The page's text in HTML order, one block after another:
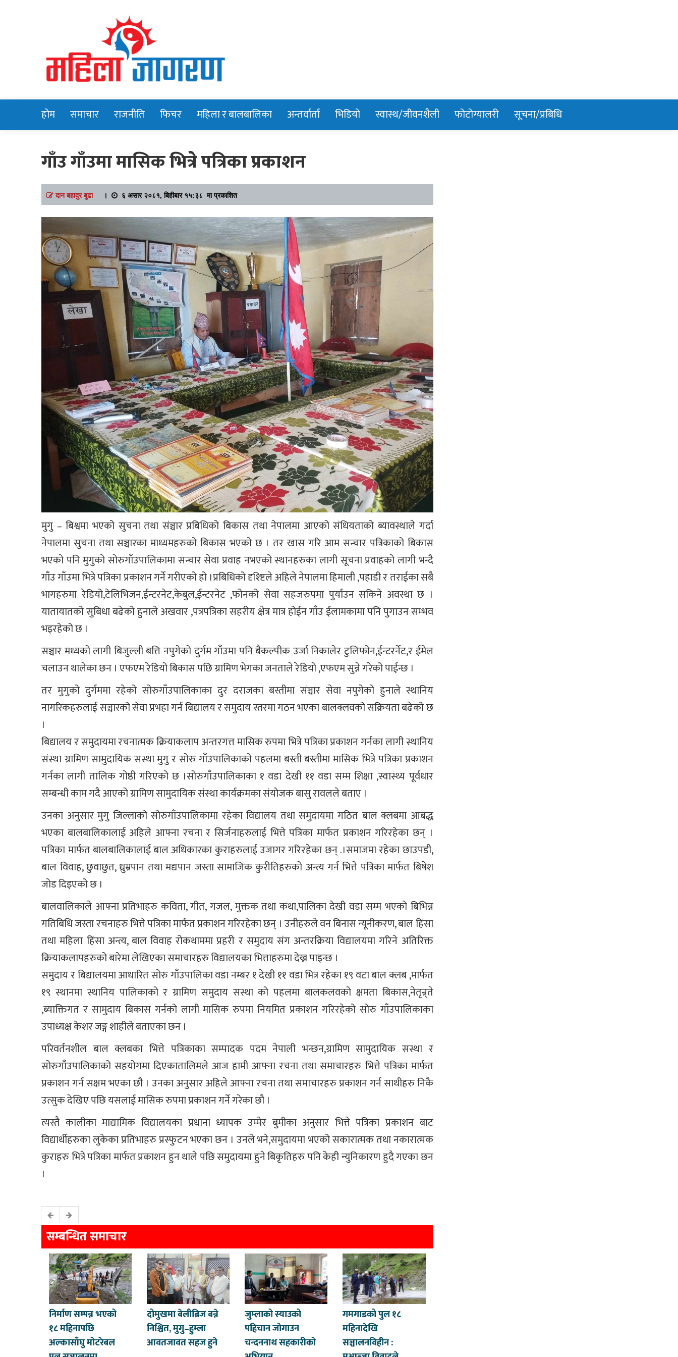
Mahilajagaran
होम समाचार राजनीति फिचर महिला र बालबालिका अन्तर्वार्ता भिडियो स्वास्थ/जीवनशैली फोटोग्यालरी सूचना/प्रबिधि
गाँउ गाँउमा मासिक भित्रे पत्रिका प्रकाशन
दान बहादुर बुढा। ६ असार २०८१, बिहीबार १५:३८ मा प्रकाशित
मुगु – बिश्वमा भएको सुचना तथा संञ्चार प्रबिधिको बिकास तथा नेपालमा आएको संधियताको ब्यावस्थाले गर्दा
नेपालमा सुचना तथा सञ्चारका माध्यमहरुको बिकास भएको छ । तर खास गरि आम सन्चार पत्रिकाको बिकास
भएको पनि मुगुको सोरुगाँउपालिकामा सन्चार सेवा प्रवाह नभएको स्थानहरुका लागी सूचना प्रवाहको लागी भन्दै
गाँउ गाँउमा भित्रे पत्रिका प्रकाशन गर्ने गरीएको हो ।प्रबिधिको दृश्ष्टिले अहिले नेपालमा हिमाली ,पहाडी र तराईका सबै
भागहरुमा रेडियो,टेलिभिजन,ईन्टरनेट,केबुल,ईन्टरनेट ,फोनको सेवा सहजरुपमा पुर्याउन सकिने अवस्था छ ।
यातायातको सुबिधा बढेको हुनाले अखवार ,पत्रपत्रिका सहरीय क्षेत्र मात्र होईन गाँउ ईलामकामा पनि पुगाउन सम्भव
भइरहेको छ ।
सञ्चार मध्यको लागी बिजुल्ली बत्ति नपुगेको दुर्गम गाँउमा पनि बैकल्पीक उर्जा निकालेर टुलिफोन,ईन्टरर्नेट,र ईमेल
चलाउन थालेका छन । एफएम रेडियो बिकास पछि ग्रामिण भेगका जनताले रेडियो ,एफएम सुन्ने गरेको पाईन्छ ।
तर मुगुको दुर्गममा रहेको सोरुगाँउपालिकाका दुर दराजका बस्तीमा संञ्चार सेवा नपुगेको हुनाले स्थानिय
नागरिकहरुलाई सञ्चारको सेवा प्रभहा गर्न बिद्यालय र समुदाय स्तरमा गठन भएका बालक्लवको सक्रियता बढेको छ
।
बिद्यालय र समुदायमा रचनात्मक क्रियाकलाप अन्तरगत्त मासिक रुपमा भित्रे पत्रिका प्रकाशन गर्नका लागी स्थानिय
संस्था ग्रामिण सामुदायिक सस्था मुगु र सोरु गाँउपालिकाको पहलमा बस्ती बस्तीमा मासिक भित्रे पत्रिका प्रकाशन
गर्नका लागी तालिक गोष्ठी गरिएको छ ।सोरुगाँउपालिकाका १ वडा देखी ११ वडा सम्म शिक्षा ,स्वास्थ्य पूर्वधार
सम्बन्धी काम गदै आएको ग्रामिण सामुदायिक संस्था कार्यक्रमका संयोजक बासु रावलले बताए ।
उनका अनुसार मुगु जिल्लाको सोरुगाँउपालिकामा रहेका विद्यालय तथा समुदायमा गठित बाल क्लबमा आबद्ध
भएका बालबालिकालाई अहिले आफ्ना रचना र सिर्जनाहरुलाई भित्ते पत्रिका मार्फत प्रकाशन गरिरहेका छन् ।
पत्रिका मार्फत बालबालिकालाई बाल अधिकारका कुराहरुलाई उजागर गरिरहेका छन् .।समाजमा रहेका छाउपडी,
बाल विवाह, छुवाछुत, ध्रुम्रपान तथा मद्यपान जस्ता सामाजिक कुरीतिहरुको अन्त्य गर्न भित्ते पत्रिका मार्फत बिषेश
जोड दिइएको छ ।
बालवालिकाले आफ्ना प्रतिभाहरु कविता, गीत, गजल, मुक्तक तथा कथा,पालिका देखी वडा सम्म भएको बिभिन्न
गतिबिधि जस्ता रचनाहरु भित्ते पत्रिका मार्फत प्रकाशन गरिरहेका छन् । उनीहरुले वन बिनास न्यूनीकरण, बाल हिंसा
तथा महिला हिंसा अन्त्य, बाल विवाह रोकथाममा प्रहरी र समुदाय संग अन्तरक्रिया विद्यालयमा गरिने अतिरिक्त
क्रियाकलापहरुको बारेमा लेखिएका समाचारहरु विद्यालयका भित्ताहरुमा देख्न पाइन्छ ।
समुदाय र बिद्यालयमा आधारित सोरु गाँउपालिका वडा नम्बर १ देखी ११ वडा भित्र रहेका १९ वटा बाल क्लब ,मार्फत
१९ स्थानमा स्थानिय पालिकाको र ग्रामिण समुदाय सस्था को पहलमा बालकलवको क्षमता बिकास,नेतृन्र्ते
,ब्याक्तिगत र सामुदाय बिकास गर्नको लागी मासिक रुपमा नियमित प्रकाशन गरिरहेको सोरु गाँउपालिकाका
उपाध्यक्ष केशर जङ्ग शाहीले बताएका छन ।
परिवर्तनशील बाल क्लबका भित्ते पत्रिकाका सम्पादक पदम नेपाली भन्छन,ग्रामिण सामुदायिक सस्था र
सोरुगाँउपालिकाको सहयोगमा दिएकातालिमले आज हामी आफ्ना रचना तथा समाचारहरु भित्ते पत्रिका मार्फत
प्रकाशन गर्न सक्षम भएका छौ । उनका अनुसार अहिले आफ्ना रचना तथा समाचारहरु प्रकाशन गर्न साथीहरु निकै
उत्सुक देखिए पछि यसलाई मासिक रुपमा प्रकाशन गर्ने गरेका छौ ।
त्यस्तै कालीका माद्यामिक विद्यालयका प्रधाना ध्यापक उम्मेर बुमीका अनुसार भित्ते पत्रिका प्रकाशन बाट
विद्यार्थीहरुका लुकेका प्रतिभाहरु प्रस्फुटन भएका छन । उनले भने,समुदायमा भएको सकारात्मक तथा नकारात्मक
कुराहरु भित्रे पत्रिका मार्फत प्रकाशन हुन थाले पछि समुदायमा हुने बिकृतिहरु पनि केही न्युनिकारण हुदै गएका छन
।
सम्बन्धित समाचार
निर्माण सम्पन्न भएको
१८ महिनापछि
अल्कासाँघु मोटरेबल
दोमुखमा बेलीब्रिज बन्ने
निश्चित, मुगु–हुम्ला
आवतजावत सहज हुने
जुम्लाको स्याउको
पहिचान जोगाउन
चन्दननाथ सहकारीको
गमगाडको पुल १८
महिनादेखि
सञ्चालनविहीन :